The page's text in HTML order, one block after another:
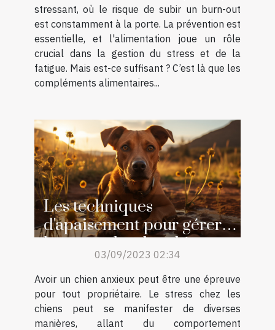
stressant, où le risque de subir un burn-out
est constamment à la porte. La prévention est
essentielle, et l'alimentation joue un rôle
crucial dans la gestion du stress et de la
fatigue. Mais est-ce suffisant ? C’est là que les
compléments alimentaires...
Les techniques
d'apaisement pour gérer
le stress chez les chiens
03/09/2023 02:34
Avoir un chien anxieux peut être une épreuve
pour tout propriétaire. Le stress chez les
chiens peut se manifester de diverses
manières, allant du comportement